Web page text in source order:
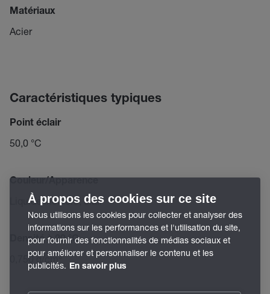
Matériaux
Acier
Caractéristiques typiques
Point éclair
50,0 °C
Couleur/Apparence
Liquide incolore, clair
Densité à 20 °C
0,750 g/cm³
À propos des cookies sur ce site
Nous utilisons les cookies pour collecter et analyser des
informations sur les performances et l'utilisation du site,
pour fournir des fonctionnalités de médias sociaux et
pour améliorer et personnaliser le contenu et les
publicités. En savoir plus